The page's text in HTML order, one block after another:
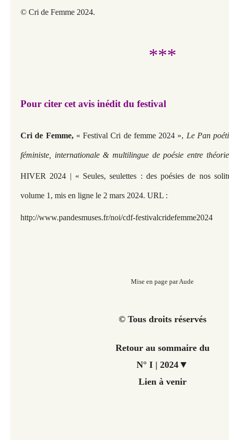
© Cri de Femme 2024.
***
Pour citer cet avis inédit du festival
Cri de Femme, « Festival Cri de femme 2024 », Le Pan
féministe, internationale & multilingue de poésie entre
HIVER 2024 | « Seules, seulettes : des poésies de nos
volume 1, mis en ligne le 2 mars 2024. URL :
http://www.pandesmuses.fr/noi/cdf-festivalcridefemme2024
Mise en page par Aude
© Tous droits réservés
Retour au sommaire du
N° I | 2024▼
Lien à venir